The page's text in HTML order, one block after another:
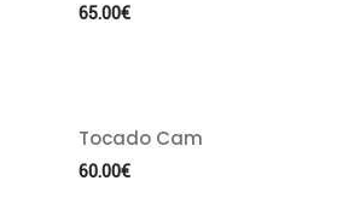
65.00€
Tocado Cam
60.00€